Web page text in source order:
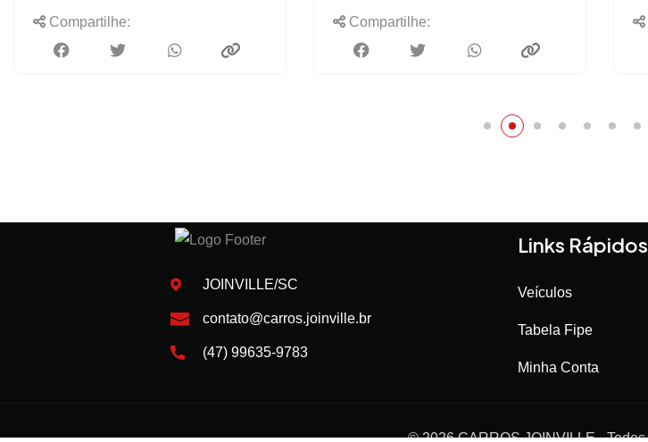
Compartilhe: Compartilhe:
JOINVILLE/SC
contato@carros.joinville.br
(47) 99635-9783
Links Rápidos
Veículos
Tabela Fipe
Minha Conta
©2026 CARROS JOINVILLE- Todos